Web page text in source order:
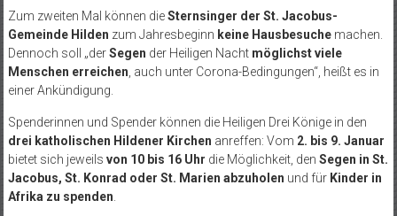
Zum zweiten Mal können dieSternsinger der St. Jacobus-
Gemeinde Hilden zum Jahresbeginn keine Hausbesuchemachen.
Dennoch soll „derSegen der Heiligen Nacht möglichst viele
Menschen erreichen , auch unter Corona-Bedingungen“, heißt es in
einer Ankündigung.
Spenderinnen und Spender können die Heiligen Drei Könige in den
drei katholischen Hildener Kirchen anreffen: Vom 2. bis 9. Januar
bietet sich jeweils von 10 bis 16 Uhr die Möglichkeit, den Segen in St.
Jacobus, St. Konrad oder St. Marien abzuholen und für Kinder in
Afrika zu spenden